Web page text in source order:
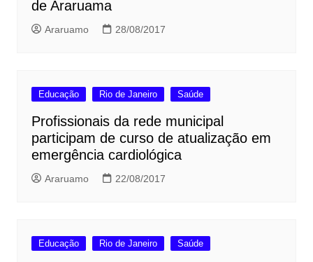
de Araruama
Araruamo 28/08/2017
Educação Rio de Janeiro Saúde
Profissionais da rede municipal
participam de curso de atualização em
emergência cardiológica
Araruamo 22/08/2017
Educação Rio de Janeiro Saúde